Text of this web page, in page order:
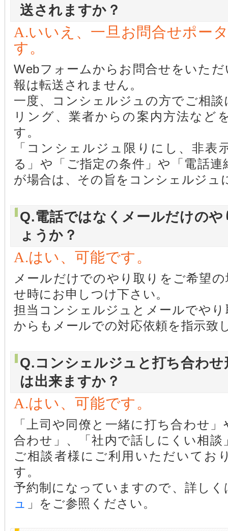
送されますか？
A.いいえ、一旦お問合せポー
す。
Webフォームからお問合せをいた
報は転送されません。
一度、コンシェルジュの方でご相
リング、業者からの案内方法など
す。
「コンシェルジュ限りにし、非表
る」や「ご指定の条件」や「電話
が場合は、その旨をコンシェルジュ
Q.電話ではなくメールだけの
ょうか？
A.はい、可能です。
メールだけでのやり取りをご希望
せ時にお申しつけ下さい。
担当コンシェルジュとメールでや
からもメールでの対応依頼を指示致
Q.コンシェルジュと打ち合わ
は出来ますか？
A.はい、可能です。
「上司や同僚と一緒に打ち合わせ
合わせ」、「社内で話しにくい相
ご相談者様にご利用いただいてお
す。
予約制になっていますので、詳しく
ュ
」をご参照ください。